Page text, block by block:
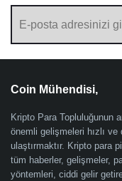
Coin Mühendisi,
Kripto Para Topluluğunun
önemli gelişmeleri hızlı ve
ulaştırmaktır. Kripto para
tüm haberler, gelişmeler,
yöntemleri, ciddi gelir